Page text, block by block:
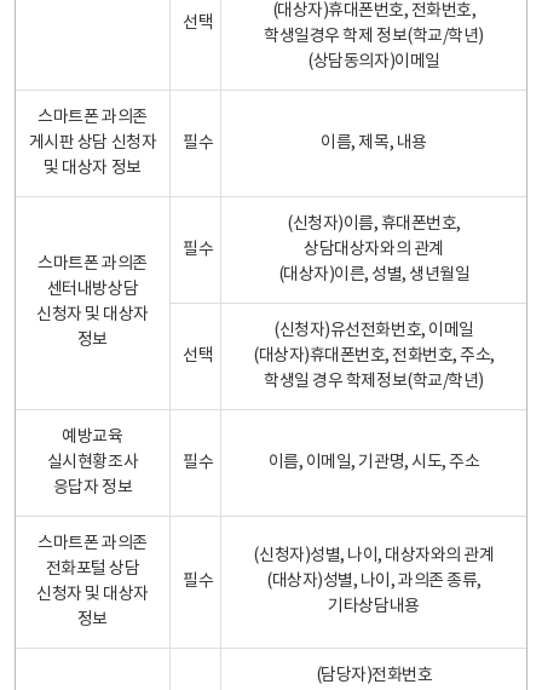
선택
(대상자)휴대폰번호, 전화번호,
학생일경우 학제 정보(학교/학년)
(상담동의자)이메일
스마트폰 과의존
게시판 상담 신청자
및 대상자 정보
필수 이름, 제목, 내용
스마트폰 과의존
센터내방상담
신청자 및 대상자
정보
필수
(신청자)이름, 휴대폰번호,
상담대상자와의 관계
(대상자)이른, 성별, 생년월일
선택
(신청자)유선전화번호, 이메일
(대상자)휴대폰번호, 전화번호, 주소,
학생일 경우 학제정보(학교/학년)
예방교육
실시현황조사
응답자 정보
필수 이름, 이메일, 기관명, 시도, 주소
스마트폰 과의존
전화포털 상담
신청자 및 대상자
정보
필수
(신청자)성별, 나이, 대상자와의 관계
(대상자)성별, 나이, 과의존 종류,
기타상담내용
(담당자)전화번호